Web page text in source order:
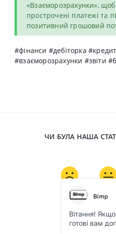
«Взаєморозрахунки»,
прострочені платежі та
позитивний грошовий
#фінанси #дебіторка
#взаєморозрахунки #звіти
ЧИ БУЛА НАША